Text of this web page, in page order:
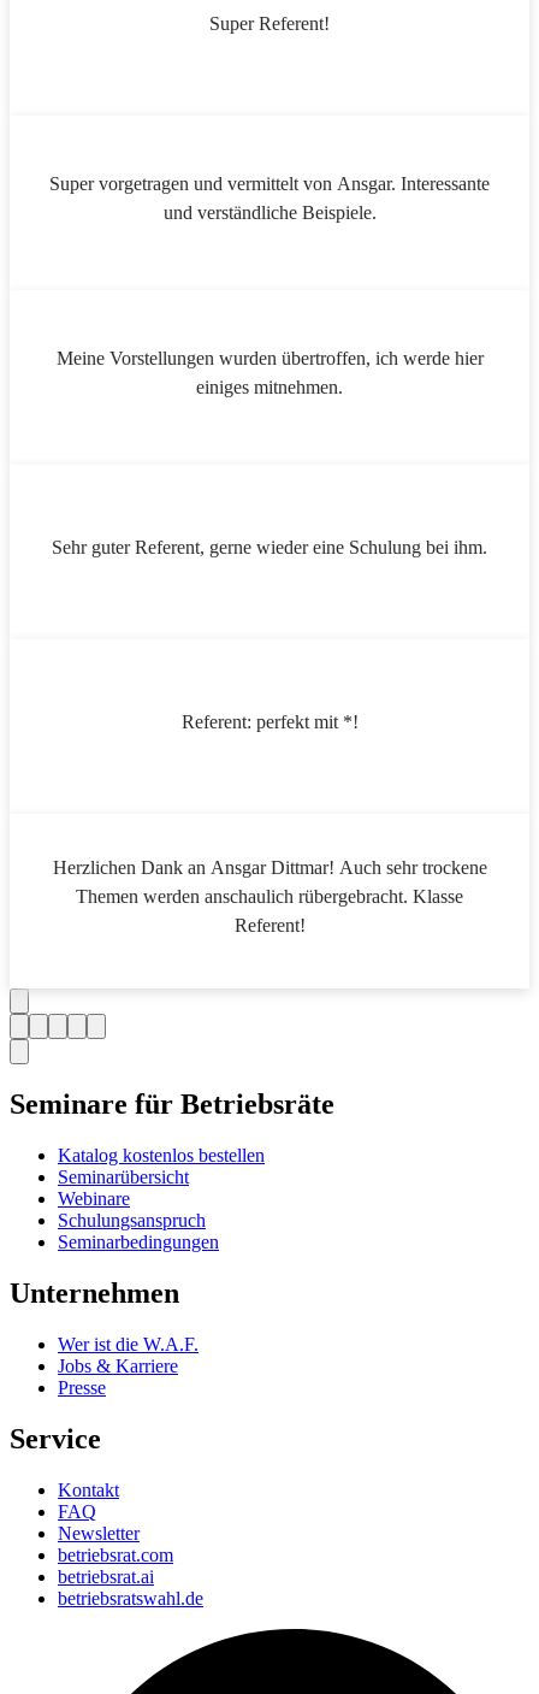
Super Referent!
Super vorgetragen und vermittelt von Ansgar. Interessante
und verständliche Beispiele.
Meine Vorstellungen wurden übertroffen, ich werde hier
einiges mitnehmen.
Sehr guter Referent, gerne wieder eine Schulung bei ihm.
Referent: perfekt mit *!
Herzlichen Dank an Ansgar Dittmar! Auch sehr trockene
Themen werden anschaulich rübergebracht. Klasse
Referent!
Seminare für Betriebsräte
Katalog kostenlos bestellen
Seminarübersicht
Webinare
Schulungsanspruch
Seminarbedingungen
Unternehmen
Wer ist die W.A.F.
Jobs & Karriere
Presse
Service
Kontakt
FAQ
Newsletter
betriebsrat.com
betriebsrat.ai
betriebsratswahl.de